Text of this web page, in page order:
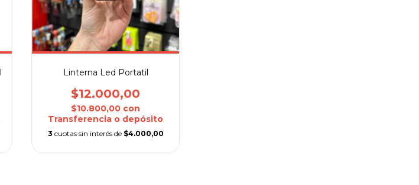
Linterna Led Portatil
$12.000,00
$10.800,00 con
Transferencia o depósito
3 cuotas sin interés de $4.000,00